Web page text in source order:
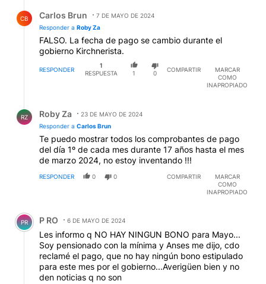
CB Carlos Brun
7 DE MAYO DE 2024
Responder a Roby Za
FALSO. La fecha de pago se cambio durante el
gobierno Kirchnerista.
RESPONDER
1
RESPUESTA
1 0
COMPARTIR
MARCAR
COMO
INAPROPIADO
RZ Roby Za
23 DE MAYO DE 2024
Responder a Carlos Brun
Te puedo mostrar todos los comprobantes de pago
del día 1º de cada mes durante 17 años hasta el mes
de marzo 2024, no estoy inventando !!!
RESPONDER 0 0 COMPARTIR
MARCAR
COMO
INAPROPIADO
Comentario de P RO.
PR P RO 6 DE MAYO DE 2024
Les informo q NO HAY NINGUN BONO para Mayo...
Soy pensionado con la mínima y Anses me dijo, cdo
reclamé el pago, que no hay ningún bono estipulado
para este mes por el gobierno...Averigüen bien y no
den noticias q no son